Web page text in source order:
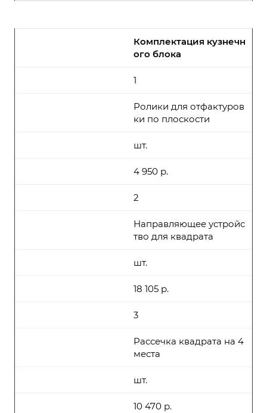
Комплектация кузнечн
ого блока
1
Ролики для отфактуров
ки по плоскости
шт.
4 950 р.
2
Направляющее устройс
тво для квадрата
шт.
18 105 р.
3
Рассечка квадрата на 4
места
шт.
10 470 р.